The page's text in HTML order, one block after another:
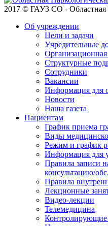
2017 © ГАУЗ СО - Областная
Об учреждении
Цели и задачи
Учредительные
Организационная
Структурные
Сотрудники
Вакансии
Информация для
Новости
​​Наша газета
Пациентам
График приема
Виды
Режим и график
Информация для
Правила записи
консультацию/
Правила
Лекционные
Видео-лекции
Телемедицина
Контролирующие